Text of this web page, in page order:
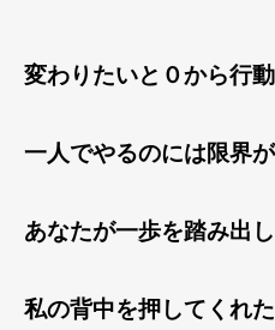
変わりたいと０から行
一人でやるのには限界が
あなたが一歩を踏み出
私の背中を押してくれ